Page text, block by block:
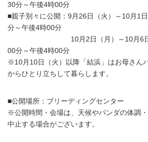
30分～午後4時00分
■親子別々に公開：9月26日（火）～10月
分～午後4時00分
10月2日（月）～10月6日
00分～午後4時00分
※10月10日（火）以降「結浜」はお母さん
からひとり立ちして暮らします。
■公開場所：ブリーディングセンター
※公開時間・会場は、天候やパンダの体調
中止する場合がございます。